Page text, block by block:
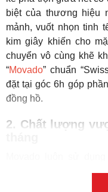
biệt của thương hiệu
mảnh, vuốt nhọn tinh
kim giây khiến cho
chuyển vô cùng khẽ
“Movado” chuẩn
đặt tại góc 6h góp
đồng hồ.
2. Chất lượng
những chiếc đồng hồ
chống va đập, với kỹ